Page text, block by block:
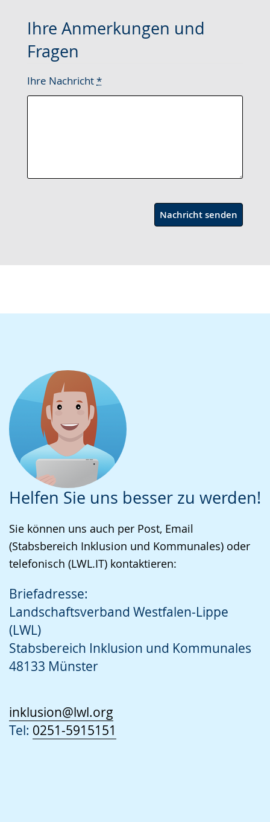
Ihre Anmerkungen und
Fragen
Ihre Nachricht*
Nachricht senden
Helfen Sie uns besser zu werden!
Sie können uns auch per Post, Email
(Stabsbereich Inklusion und Kommunales) oder
telefonisch (LWL.IT) kontaktieren:
Briefadresse:
Landschaftsverband Westfalen-Lippe
(LWL)
Stabsbereich Inklusion und Kommunales
48133 Münster
inklusion@lwl.org
Tel: 0251-5915151